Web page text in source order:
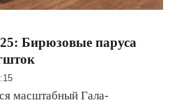
Бирюзовые паруса
масштабный Гала-